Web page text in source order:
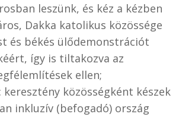
leszünk, és kéz a kézben
Dakka katolikus közössége
és békés ülődemonstrációt
így is tiltakozva az
ellen;
közösségként készek
inkluzív (befogadó) ország